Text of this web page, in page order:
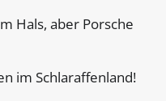
Hals, aber Porsche
im Schlaraffenland!